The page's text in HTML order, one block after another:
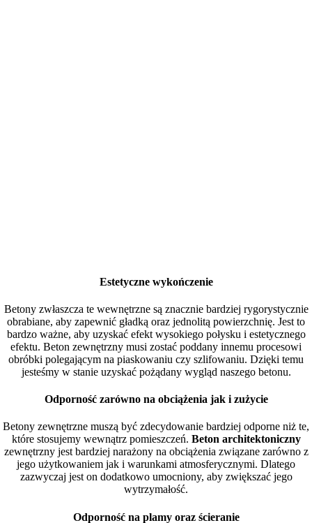
Estetyczne wykończenie
Betony zwłaszcza te wewnętrzne są znacznie bardziej rygorystycznie
obrabiane, aby zapewnić gładką oraz jednolitą powierzchnię. Jest to
bardzo ważne, aby uzyskać efekt wysokiego połysku i estetycznego
efektu. Beton zewnętrzny musi zostać poddany innemu procesowi
obróbki polegającym na piaskowaniu czy szlifowaniu. Dzięki temu
jesteśmy w stanie uzyskać pożądany wygląd naszego betonu.
Odporność zarówno na obciążenia jak i zużycie
Betony zewnętrzne muszą być zdecydowanie bardziej odporne niż te,
które stosujemy wewnątrz pomieszczeń. Beton architektoniczny
zewnętrzny jest bardziej narażony na obciążenia związane zarówno z
jego użytkowaniem jak i warunkami atmosferycznymi. Dlatego
zazwyczaj jest on dodatkowo umocniony, aby zwiększać jego
wytrzymałość.
Odporność na plamy oraz ścieranie